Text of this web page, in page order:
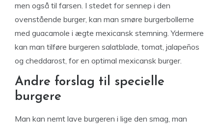
men også til farsen. I stedet for sennep i den
ovenstående burger, kan man smøre burgerbollerne
med guacamole i ægte mexicansk stemning. Ydermere
kan man tilføre burgeren salatblade, tomat, jalapeños
og cheddarost, for en optimal mexicansk burger.
Andre forslag til specielle
burgere
Man kan nemt lave burgeren i lige den smag, man